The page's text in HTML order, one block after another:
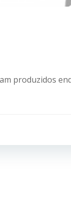
produzidos